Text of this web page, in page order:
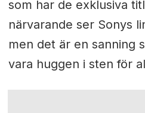
som har de exklusiva
närvarande ser Sonys
men det är en sanning
vara huggen i sten för